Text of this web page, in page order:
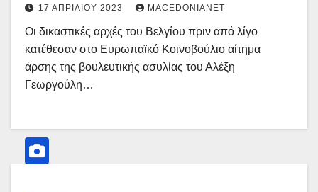
17 ΑΠΡΙΛΊΟΥ 2023 MACEDONIANET
Οι δικαστικές αρχές του Βελγίου πριν από λίγο
κατέθεσαν στο Ευρωπαϊκό Κοινοβούλιο αίτημα
άρσης της βουλευτικής ασυλίας του Αλέξη
Γεωργούλη…